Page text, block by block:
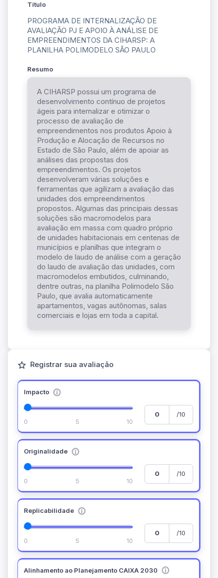
Título
PROGRAMA DE INTERNALIZAÇÃO DE
AVALIAÇÃO PJ E APOIO À ANÁLISE DE
EMPREENDIMENTOS DA CIHARSP: A
PLANILHA POLIMODELO SÃO PAULO
Resumo
A CIHARSP possui um programa de
desenvolvimento contínuo de projetos
ágeis para internalizar e otimizar o
processo de avaliação de
empreendimentos nos produtos Apoio à
Produção e Alocação de Recursos no
Estado de São Paulo, além de apoiar as
análises das propostas dos
empreendimentos. Os projetos
desenvolveram várias soluções e
ferramentas que agilizam a avaliação das
unidades dos empreendimentos
propostos. Algumas das principais dessas
soluções são macromodelos para
avaliação em massa com quadro próprio
de unidades habitacionais em centenas de
municípios e planilhas que integram o
modelo de laudo de análise com a geração
do laudo de avaliação das unidades, com
macromodelos embutidos, culminando,
dentre outras, na planilha Polimodelo São
Paulo, que avalia automaticamente
apartamentos, vagas autônomas, salas
comerciais e lojas em toda a capital.
Registrar sua avaliação
Impacto
0 5 10
/10
Originalidade
0 5 10
/10
Replicabilidade
0 5 10
/10
Alinhamento ao Planejamento CAIXA 2030